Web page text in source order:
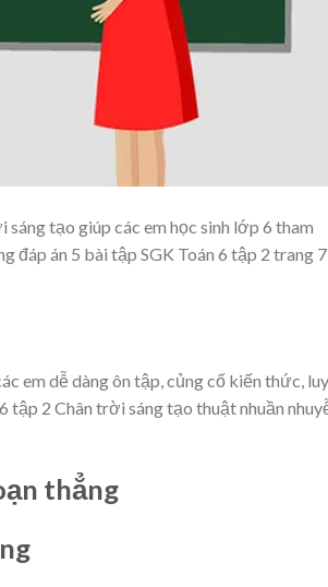
sáng tạo giúp các em học sinh lớp 6 tham
đáp án 5 bài tập SGK Toán 6 tập 2 trang
em dễ dàng ôn tập, củng cố kiến thức,
tập 2 Chân trời sáng tạo thuật nhuần
thẳng